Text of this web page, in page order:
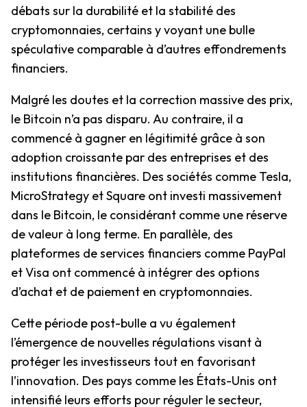
débats sur la durabilité et la stabilité des
cryptomonnaies, certains y voyant une bulle
spéculative comparable à d’autres effondrements
financiers.
Malgré les doutes et la correction massive des prix,
le Bitcoin n’a pas disparu. Au contraire, il a
commencé à gagner en légitimité grâce à son
adoption croissante par des entreprises et des
institutions financières. Des sociétés comme Tesla,
MicroStrategy et Square ont investi massivement
dans le Bitcoin, le considérant comme une réserve
de valeur à long terme. En parallèle, des
plateformes de services financiers comme PayPal
et Visa ont commencé à intégrer des options
d’achat et de paiement en cryptomonnaies.
Cette période post-bulle a vu également
l’émergence de nouvelles régulations visant à
protéger les investisseurs tout en favorisant
l’innovation. Des pays comme les États-Unis ont
intensifié leurs efforts pour réguler le secteur,